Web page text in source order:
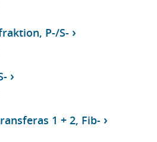
P-/S-
1 + 2, Fib-